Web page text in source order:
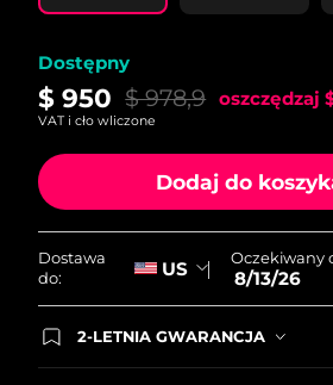
Dostępny
$ 950 $ 978,9 oszczędzaj
VAT i cło wliczone
Dodaj do
Dostawa
do:
US Oczekiwany
8/13/26
2-LETNIA GWARANCJA
Słowacja
Słowenia
Republika
Południowej Afryki
Korea Południowa
Hiszpania